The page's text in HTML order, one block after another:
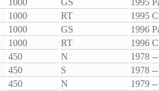
1000 RT 1995
1000 GS 1996
1000 RT 1996
450 N 1978 --
450 S 1978 --
450 N 1979 --